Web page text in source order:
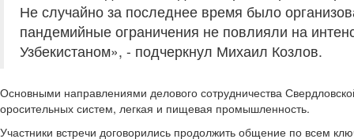
Не случайно за последнее время было
пандемийные ограничения не повлияли на
Узбекистаном», - подчеркнул Михаил Козлов.
Основными направлениями делового сотрудничества
оросительных систем, легкая и пищевая промышленность.
Участники встречи договорились продолжить общение по всем